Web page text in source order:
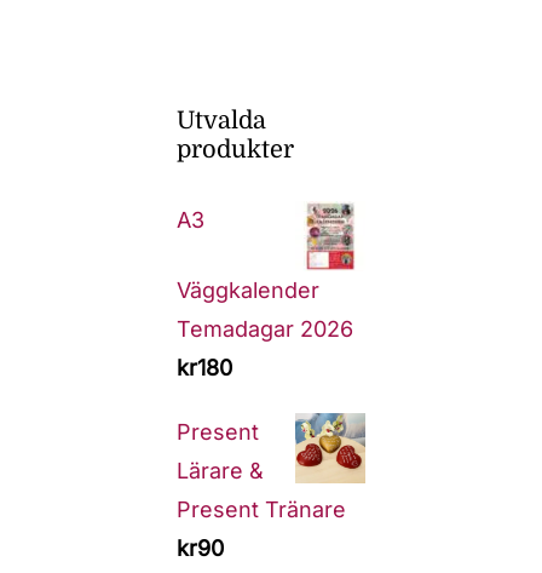
Utvalda
produkter
A3
Väggkalender
Temadagar 2026
kr180
Present
Lärare &
Present Tränare
kr90